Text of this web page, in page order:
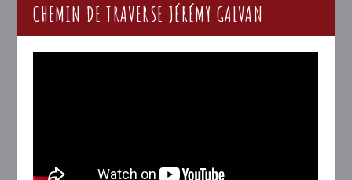
CHEMIN DE TRAVERSE JÉRÉMY GALVAN